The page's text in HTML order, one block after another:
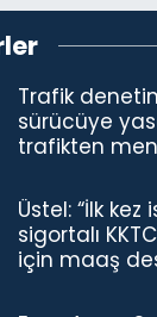
Trafik
sürücüye
trafikten men
Üstel: “İlk
sigortalı
için maaş